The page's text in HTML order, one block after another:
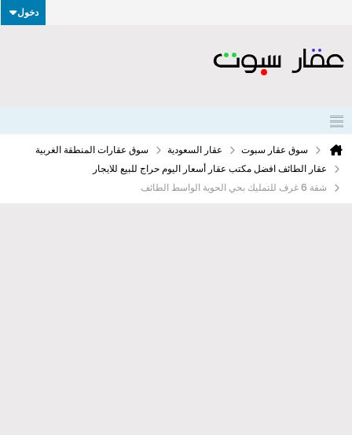
دخول
سوق عقار سبوت عقار السعودية
سوق عقارات المنطقة الغربية
عقار الطائف افضل مكتب عقار أسعار اليوم حراج للبيع للايجار
شقة 6 غرف للتمليك بحي الحوية الواسط الطائف